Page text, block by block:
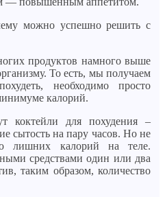
можно успешно решить с
продуктов намного выше
То есть, мы получаем
необходимо просто
калорий.
коктейли для похудения –
сытость на пару часов. Но не
лишних калорий на теле.
средствами один или два
таким образом, количество